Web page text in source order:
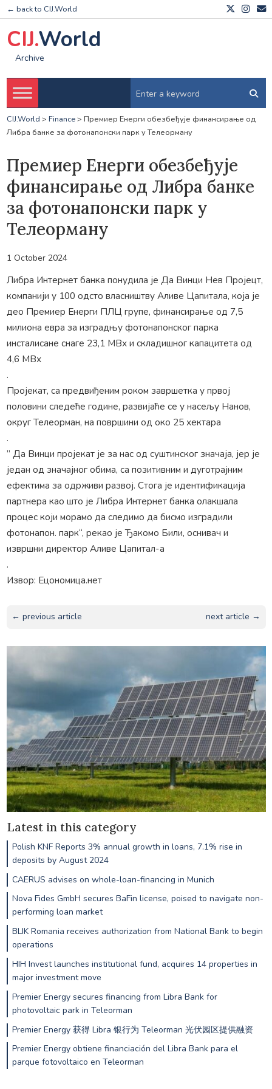
← back to CIJ.World
CIJ.World
Archive
CIJ.World > Finance> Премиер Енерги обезбеђује финансирање од
Либра банке за фотонапонски парк у Телеорману
Премиер Енерги обезбеђује
финансирање од Либра банке
за фотонапонски парк у
Телеорману
1 October 2024
Либра Интернет банка понудила је Да Винци Нев Пројецт,
компанији у 100 одсто власништву Аливе Цапитала, која је
део Премиер Енерги ПЛЦ групе, финансирање од 7,5
милиона евра за изградњу фотонапонског парка
инсталисане снаге 23,1 МВх и складишног капацитета од
4,6 МВх
.
Пројекат, са предвиђеним роком завршетка у првој
половини следеће године, развијаће се у насељу Нанов,
округ Телеорман, на површини од око 25 хектара
.
” Да Винци пројекат је за нас од суштинског значаја, јер је
један од значајног обима, са позитивним и дуготрајним
ефектима за одрживи развој. Стога је идентификација
партнера као што је Либра Интернет банка олакшала
процес који морамо да следимо да бисмо изградили
фотонапон. парк“, рекао је Ђакомо Били, оснивач и
извршни директор Аливе Цапитал-а
.
Извор: Ецономица.нет
← previous article next article →
Latest in this category
Polish KNF Reports 3% annual growth in loans, 7.1% rise in
deposits by August 2024
CAERUS advises on whole-loan-financing in Munich
Nova Fides GmbH secures BaFin license, poised to navigate non-
performing loan market
BLIK Romania receives authorization from National Bank to begin
operations
HIH Invest launches institutional fund, acquires 14 properties in
major investment move
Premier Energy secures financing from Libra Bank for
photovoltaic park in Teleorman
Premier Energy 获得 Libra 银行为 Teleorman 光伏园区提供融资
Premier Energy obtiene financiación del Libra Bank para el
parque fotovoltaico en Teleorman